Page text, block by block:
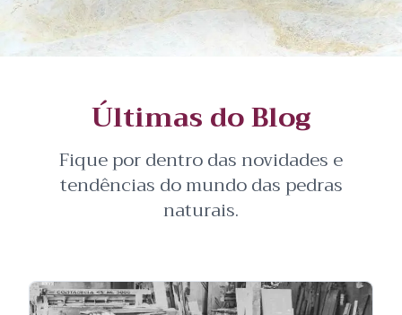
Últimas do Blog
Fique por dentro das novidades e
tendências do mundo das pedras
naturais.